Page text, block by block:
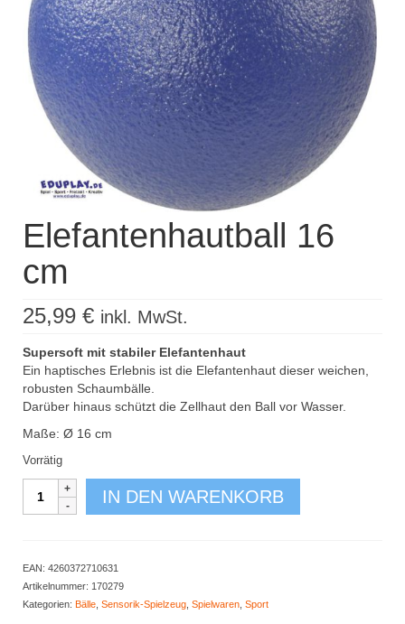
Kontakt
Log In / Mein Konto
Products
search
Elefantenhautball 16
cm
25,99 € inkl. MwSt.
Supersoft mit stabiler Elefantenhaut
Ein haptisches Erlebnis ist die Elefantenhaut dieser weichen,
robusten Schaumbälle.
Darüber hinaus schützt die Zellhaut den Ball vor Wasser.
Maße: Ø 16 cm
Vorrätig
ElefantenhautballIN DEN WARENKORB
EAN: 4260372710631
Artikelnummer: 170279
Kategorien: Bälle Sensorik-Spielzeug Spielwaren Sport